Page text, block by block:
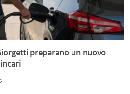
preparano un nuovo